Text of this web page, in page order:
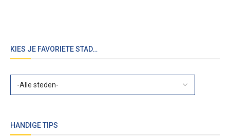
KIES JE FAVORIETE STAD…
HANDIGE TIPS